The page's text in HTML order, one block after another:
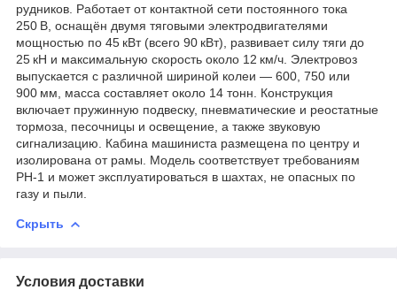
рудников. Работает от контактной сети постоянного тока
250 В, оснащён двумя тяговыми электродвигателями
мощностью по 45 кВт (всего 90 кВт), развивает силу тяги до
25 кН и максимальную скорость около 12 км/ч. Электровоз
выпускается с различной шириной колеи — 600, 750 или
900 мм, масса составляет около 14 тонн. Конструкция
включает пружинную подвеску, пневматические и реостатные
тормоза, песочницы и освещение, а также звуковую
сигнализацию. Кабина машиниста размещена по центру и
изолирована от рамы. Модель соответствует требованиям
РН-1 и может эксплуатироваться в шахтах, не опасных по
газу и пыли.
Скрыть
Условия доставки